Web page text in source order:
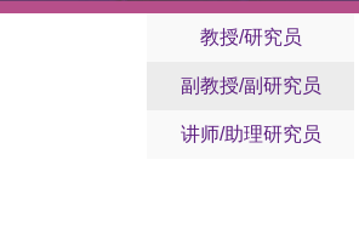
教授/研究员
副教授/副研究员
讲师/助理研究员